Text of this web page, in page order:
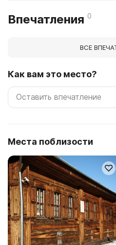
Впечатления 0
ВСЕ
Как вам это место?
Места поблизости